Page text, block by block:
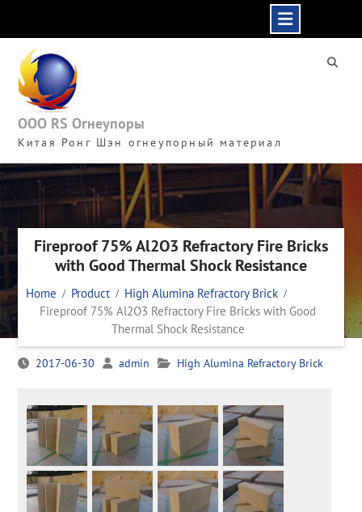
content
ООО RS Огнеупоры
Китая Ронг Шэн огнеупорный материал
Fireproof 75% Al2O3 Refractory Fire Bricks
with Good Thermal Shock Resistance
Home Product
High Alumina Refractory Brick
Fireproof 75% Al2O3 Refractory Fire Bricks with Good
Thermal Shock Resistance
2017-06-30 admin High Alumina Refractory Brick